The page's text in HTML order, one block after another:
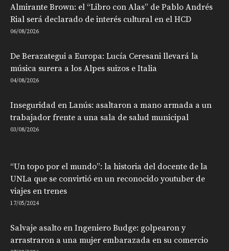
Almirante Brown: el “Libro con Alas” de Pablo Andrés
Rial será declarado de interés cultural en el HCD
06/08/2026
De Berazategui a Europa: Lucía Ceresani llevará la
música surera a los Alpes suizos e Italia
04/08/2026
Inseguridad en Lanús: asaltaron a mano armada a un
trabajador frente a una sala de salud municipal
03/08/2026
“Un topo por el mundo”: la historia del docente de la
UNLa que se convirtió en un reconocido youtuber de
viajes en trenes
17/05/2024
Salvaje asalto en Ingeniero Budge: golpearon y
arrastraron a una mujer embarazada en su comercio